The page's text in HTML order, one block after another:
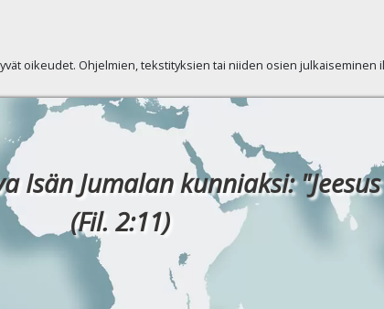
oikeudet. Ohjelmien, tekstityksien tai niiden osien julkaiseminen
Isän Jumalan kunniaksi:
(Fil. 2:11)